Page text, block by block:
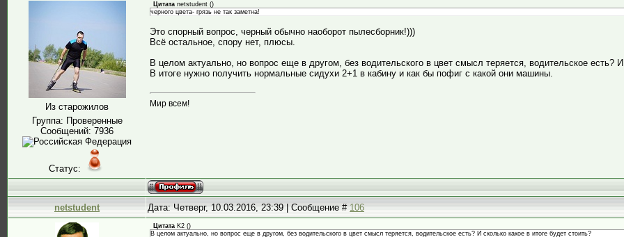
Из старожилов
Группа: Проверенные
Сообщений: 7936
Статус:
Цитата netstudent ()
черного цвета- грязь не так заметна!
Это спорный вопрос, черный обычно наоборот пылесборник!)))
Всё остальное, спору нет, плюсы.
В целом актуально, но вопрос еще в другом, без водительского в цвет смысл теряется, водительское есть? И
В итоге нужно получить нормальные сидухи 2+1 в кабину и как бы пофиг с какой они машины.
Мир всем!
netstudent Дата: Четверг, 10.03.2016, 23:39 | Сообщение #106
Цитата K2 ()
В целом актуально, но вопрос еще в другом, без водительского в цвет смысл теряется, водительское есть? И сколько какое в итоге будет стоить?